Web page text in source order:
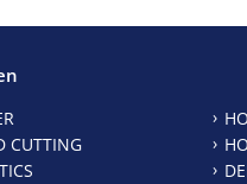
CUTTING